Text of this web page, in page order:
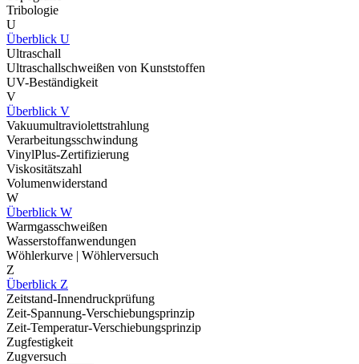
Tribologie
U
Überblick U
Ultraschall
Ultraschallschweißen von Kunststoffen
UV-Beständigkeit
V
Überblick V
Vakuumultraviolettstrahlung
Verarbeitungsschwindung
VinylPlus-Zertifizierung
Viskositätszahl
Volumenwiderstand
W
Überblick W
Warmgasschweißen
Wasserstoffanwendungen
Wöhlerkurve | Wöhlerversuch
Z
Überblick Z
Zeitstand-Innendruckprüfung
Zeit-Spannung-Verschiebungsprinzip
Zeit-Temperatur-Verschiebungsprinzip
Zugfestigkeit
Zugversuch